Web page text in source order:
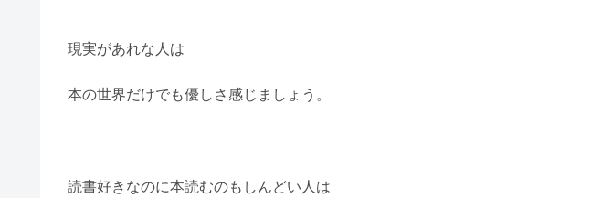
現実があれな人は
本の世界だけでも優しさ感じましょう。
読書好きなのに本読むのもしんどい人は